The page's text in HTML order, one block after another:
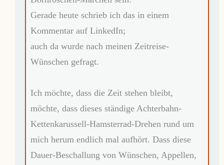
Gerade heute schrieb ich das in einem
Kommentar auf LinkedIn;
auch da wurde nach meinen Zeitreise-
Wünschen gefragt.
Ich möchte, dass die Zeit stehen bleibt,
möchte, dass dieses ständige Achterbahn-
Kettenkarussell-Hamsterrad-Drehen rund um
mich herum endlich mal aufhört. Dass diese
Dauer-Beschallung von Wünschen, Appellen,